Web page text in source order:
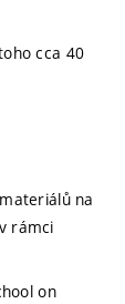
cca 40
na
rámci
on